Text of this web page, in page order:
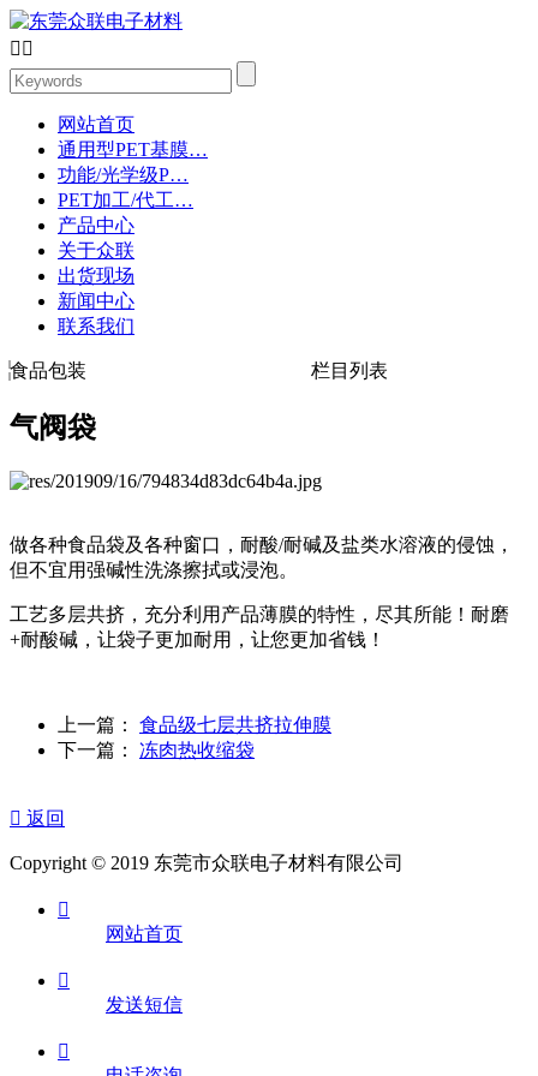
 
网站首页
通用型PET基膜…
功能/光学级P…
PET加工/代工…
产品中心
关于众联
出货现场
新闻中心
联系我们
食品包装 栏目列表
气阀袋
做各种食品袋及各种窗口，耐酸/耐碱及盐类水溶液的侵蚀，
但不宜用强碱性洗涤擦拭或浸泡。
工艺多层共挤，充分利用产品薄膜的特性，尽其所能！耐磨
+耐酸碱，让袋子更加耐用，让您更加省钱！
上一篇： 食品级七层共挤拉伸膜
下一篇： 冻肉热收缩袋
 返回
Copyright © 2019 东莞市众联电子材料有限公司

网站首页

发送短信
